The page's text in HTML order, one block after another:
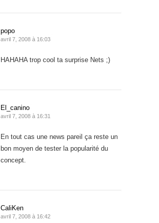
popo
avril 7, 2008 à 16:03
HAHAHA trop cool ta surprise Nets ;)
El_canino
avril 7, 2008 à 16:31
En tout cas une news pareil ça reste un
bon moyen de tester la popularité du
concept.
CaliKen
avril 7, 2008 à 16:42